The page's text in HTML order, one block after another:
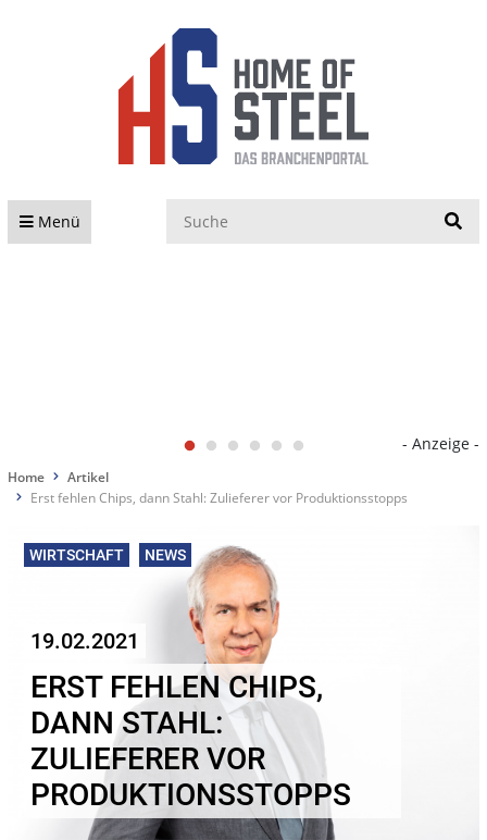
Menü
- Anzeige -
Home
Artikel
Erst fehlen Chips, dann Stahl: Zulieferer vor Produktionsstopps
WIRTSCHAFT NEWS
19.02.2021
ERST FEHLEN CHIPS,
DANN STAHL:
ZULIEFERER VOR
PRODUKTIONSSTOPPS